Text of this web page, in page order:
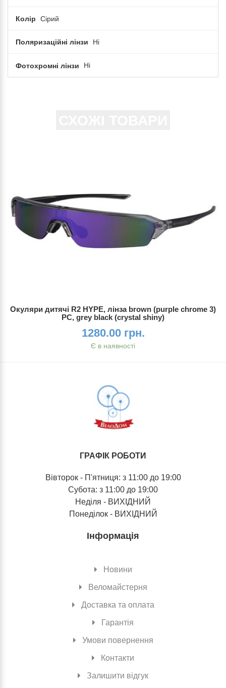
Колір Сірий
Поляризаційні лінзи Ні
Фотохромні лінзи Ні
Окуляри дитячі R2 HYPE, лінза brown (purple chrome 3)
PC, grey black (crystal shiny)
1280.00 грн.
Є в наявності
ГРАФІК РОБОТИ
Вівторок - П'ятниця: з 11:00 до 19:00
Субота: з 11:00 до 19:00
Неділя - ВИХІДНИЙ
Понеділок - ВИХІДНИЙ
Інформація
Новини
Веломайстерня
Доставка та оплата
Гарантія
Умови повернення
Контакти
Залишити відгук